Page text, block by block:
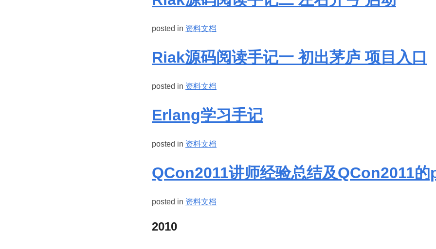
posted in 资料文档
Riak源码阅读手记一 初出茅庐 项目入口
posted in 资料文档
Erlang学习手记
posted in 资料文档
QCon2011讲师经验总结及QCon2011
posted in 资料文档
2010